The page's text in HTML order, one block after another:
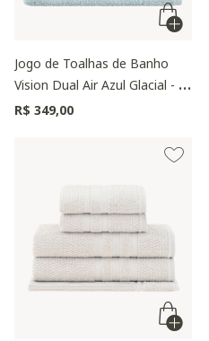
Jogo de Toalhas de Banho
Vision Dual Air Azul Glacial - 5
Peças
R$ 349,00